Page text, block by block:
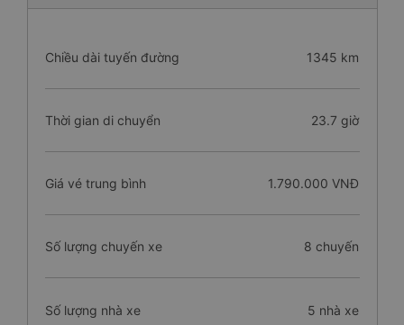
Chiều dài tuyến đường 1345 km
Thời gian di chuyển 23.7 giờ
Giá vé trung bình 1.790.000 VNĐ
Số lượng chuyến xe 8 chuyến
Số lượng nhà xe 5 nhà xe